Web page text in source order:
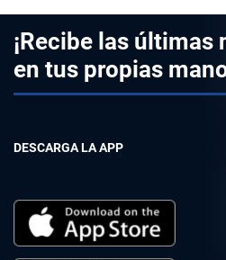
¡Recibe las últimas
en tus propias
DESCARGA LA APP